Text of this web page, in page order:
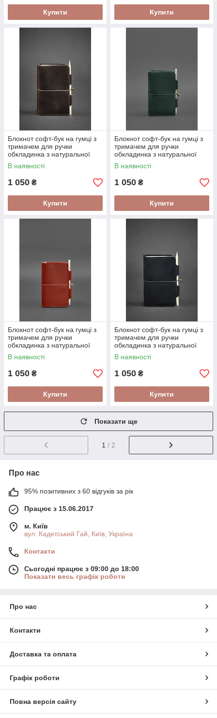
Купити Купити
Блокнот софт-бук на гумці з
тримачем для ручки
обкладинка з натуральної
шкіри Crazy Horse Темно-
коричневий
В наявності
1 050 ₴
Купити
Блокнот софт-бук на гумці з
тримачем для ручки
обкладинка з натуральної
шкіри Crazy Horse Зелений
В наявності
1 050 ₴
Купити
Блокнот софт-бук на гумці з
тримачем для ручки
обкладинка з натуральної
шкіри Crazy Horse Світло-
коричневий
В наявності
1 050 ₴
Купити
Блокнот софт-бук на гумці з
тримачем для ручки
обкладинка з натуральної
шкіри Crazy Horse Чорний
В наявності
1 050 ₴
Купити
Показати ще
1 / 2
Про нас
95% позитивних з 60 відгуків за рік
Працює з 15.06.2017
м. Київ
вул. Кадетський Гай, Київ, Україна
Контакти
Сьогодні працює з 09:00 до 18:00
Показати весь графік роботи
Про нас
Контакти
Доставка та оплата
Графік роботи
Повна версія сайту